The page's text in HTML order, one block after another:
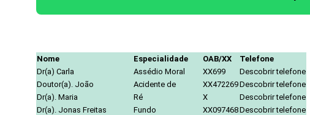
Nome Especialidade OAB/XX
Telefone
Dr(a) Carla
Assédio Moral XX699
Descobrir telefone
Doutor(a). João
Acidente de XX472269Descobrir telefone
Dr(a). Maria
Ré X
Descobrir telefone
Dr(a). Jonas Freitas
Fundo XX097468Descobrir telefone